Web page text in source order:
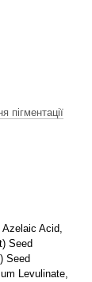
пігментації
Acid,
Seed
Seed
Levulinate,